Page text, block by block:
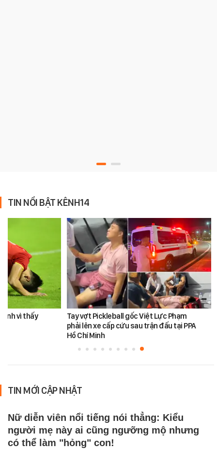
TIN NỔI BẬT KÊNH14
vì thấy
Tay vợt Pickleball gốc Việt Lực Phạm
phải lên xe cấp cứu sau trận đấu tại PPA
Hồ Chí Minh
TIN MỚI CẬP NHẬT
Nữ diễn viên nổi tiếng nói thẳng: Kiểu
người mẹ này ai cũng ngưỡng mộ nhưng
có thể làm "hỏng" con!